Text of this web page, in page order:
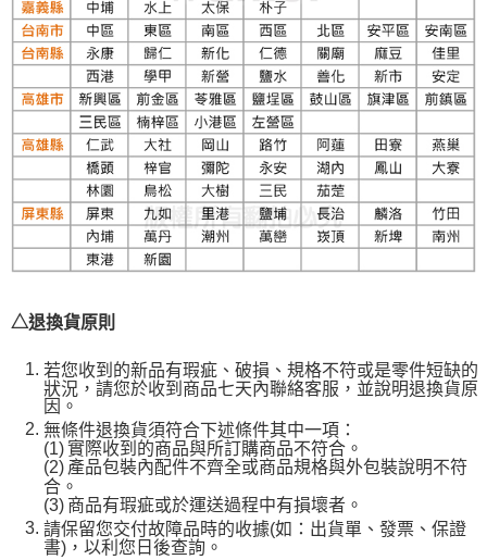
△退換貨原則
若您收到的新品有瑕疵、破損、規格不符或是零件短缺的
狀況，請您於收到商品七天內聯絡客服，並說明退換貨原
因。
無條件退換貨須符合下述條件其中一項：
(1)實際收到的商品與所訂購商品不符合。
(2) 產品包裝內配件不齊全或商品規格與外包裝說明不符
合。
(3) 商品有瑕疵或於運送過程中有損壞者。
請保留您交付故障品時的收據(如：出貨單、發票、保證
書)，以利您日後查詢。